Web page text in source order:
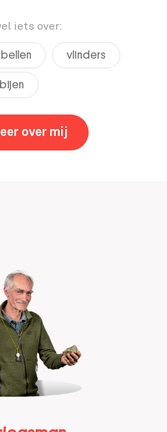
iets over:
vlinders
bijen
over mij Vincent